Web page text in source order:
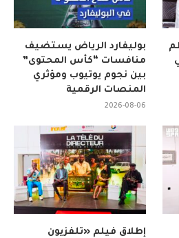
بوليفارد الرياض يستضيف
منافسات “كأس المحتوى”
بين نجوم يوتيوب ومؤثري
المنصات الرقمية
2026-08-06
إطلاق فيلم «تلفزيون